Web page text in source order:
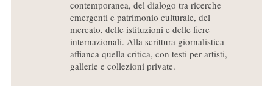
contemporanea, del dialogo tra ricerche
emergenti e patrimonio culturale, del
mercato, delle istituzioni e delle fiere
internazionali. Alla scrittura giornalistica
affianca quella critica, con testi per artisti,
gallerie e collezioni private.